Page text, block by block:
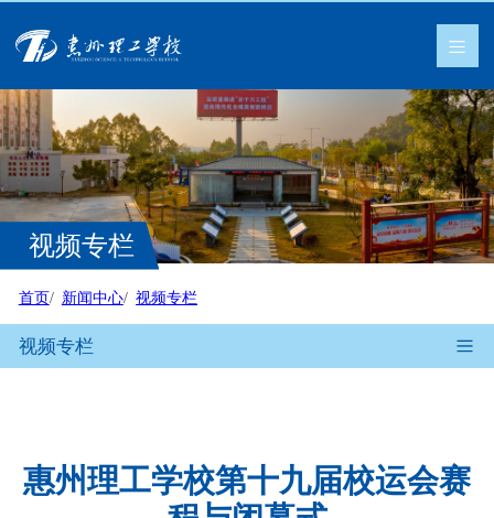
视频专栏
首页 新闻中心 视频专栏
视频专栏
惠州理工学校第十九届校运会赛